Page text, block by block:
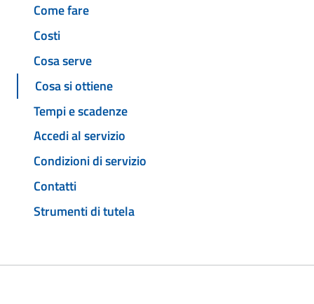
Come fare
Costi
Cosa serve
Cosa si ottiene
Tempi e scadenze
Accedi al servizio
Condizioni di servizio
Contatti
Strumenti di tutela